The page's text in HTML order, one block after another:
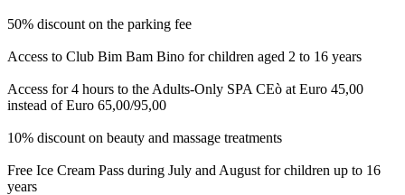
50% discount on the parking fee
Access to Club Bim Bam Bino for children aged 2 to 16 years
Access for 4 hours to the Adults-Only SPA CEò at Euro 45,00
instead of Euro 65,00/95,00
10% discount on beauty and massage treatments
Free Ice Cream Pass during July and August for children up to 16
years